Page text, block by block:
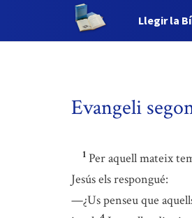
Llegir la
Evangeli
1 Per aquell mateix
Jesús els respongué:
—¿Us penseu que